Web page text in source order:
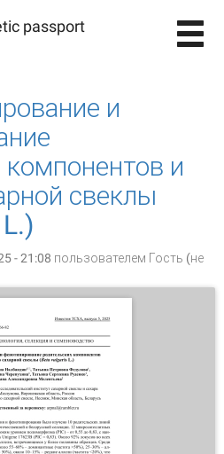
passport
и
компонентов и
свеклы
- 21:08 пользователем Гость (не